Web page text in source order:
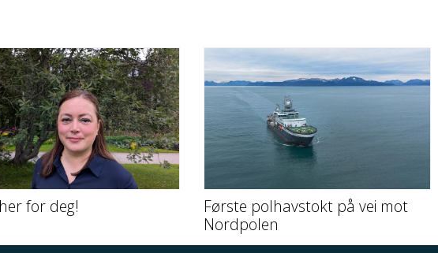
for deg!
Første polhavstokt på vei mot
Nordpolen